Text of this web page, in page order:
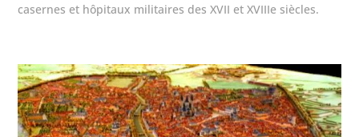
casernes et hôpitaux militaires des XVII et XVIIIe siècles.